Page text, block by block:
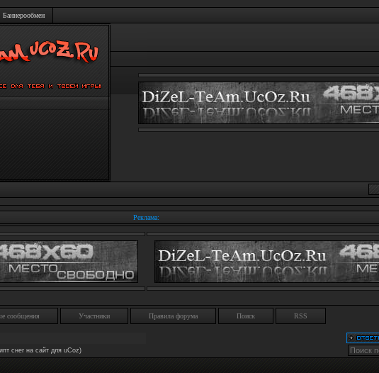
Баннерообмен
Реклама:
сообщения Участники Правила форума Поиск RSS
снег на сайт для uCoz)